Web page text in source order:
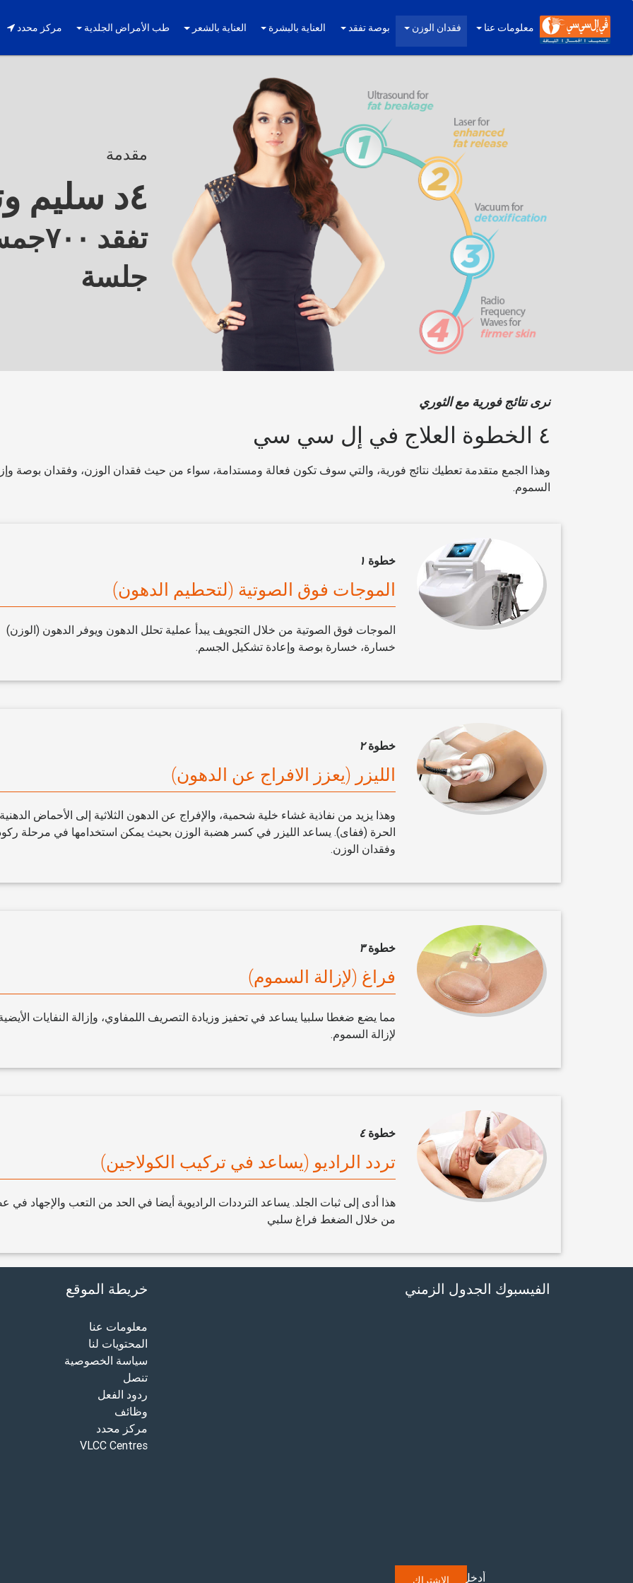
معلومات عنا فقدان الوزن بوصة تفقد العناية بالبشرة العناية بالشعر طب الأمراض الجلدية مركز محدد
مقدمة
٤د سليم وتريم
جلسة
نرى نتائج فورية مع الثوري
٤ الخطوة العلاج في إل سي سي
وهذا الجمع متقدمة تعطيك نتائج فورية، والتي سوف تكون فعالة ومستدامة، سواء من حيث فقدان الوزن، وفقدان بوصة
السموم.
خطوة
الموجات فوق الصوتية (لتحطيم الدهون)
الموجات فوق الصوتية من خلال التجويف يبدأ عملية تحلل الدهون ويوفر الدهون (الوزن)
خسارة، خسارة بوصة وإعادة تشكيل الجسم.
خطوة٢
الليزر (يعزز الافراج عن الدهون)
وهذا يزيد من نفاذية غشاء خلية شحمية، والإفراج عن الدهون الثلاثية إلى الأحماض الدهنية
الحرة (ففاى). يساعد الليزر في كسر هضبة الوزن بحيث يمكن استخدامها في مرحلة
وفقدان الوزن.
خطوة٣
فراغ (لإزالة السموم)
مما يضع ضغطا سلبيا يساعد في تحفيز وزيادة التصريف اللمفاوي، وإزالة النفايات
لإزالة السموم.
خطوة ٤
تردد الراديو (يساعد في تركيب الكولاجين)
هذا أدى إلى ثبات الجلد. يساعد الترددات الراديوية أيضا في الحد من التعب والإجهاد في
من خلال الضغط فراغ سلبي
الفيسبوك الجدول الزمني خريطة الموقع
معلومات عنا
المحتويات لنا
سياسة الخصوصية
تنصل
ردود الفعل
وظائف
مركز محدد
VLCC Centres